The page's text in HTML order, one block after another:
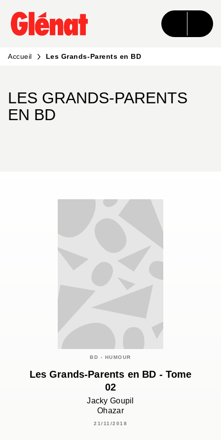
MENU RECHERCHE CONTENU
PIED DE PAGE
Accueil Les Grands-Parents en BD
LES GRANDS-PARENTS
EN BD
BD - HUMOUR
Les Grands-Parents en BD - Tome
02
Jacky Goupil
Ohazar
21/11/2018